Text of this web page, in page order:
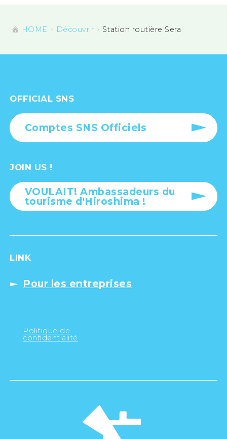
HOME Découvrir Station routière Sera
OFFICIAL SNS
Comptes SNS Officiels
JOIN US !
VOULAIT! Ambassadeurs du
tourisme d'Hiroshima !
LINK
Pour les entreprises
Politique de
confidentialité